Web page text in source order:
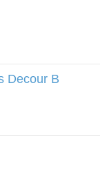
Decour B